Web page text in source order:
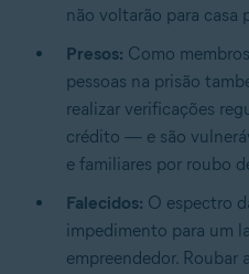
não voltarão para casa
Presos: Como
pessoas na prisão
realizar verificações
crédito — e são
e familiares por roubo
Falecidos: O espectro
impedimento para um
empreendedor. Roubar